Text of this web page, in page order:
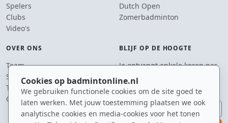
Cookies op badmintonline.nl
We gebruiken functionele cookies om de site goed te
laten werken. Met jouw toestemming plaatsen we ook
analytische cookies en media-cookies voor het tonen
Spelers
Clubs
Video's
Dutch Open
Zomerbadminton
OVER ONS
Team
Supporters
Tip de redactie
Contact
BLIJF OP DE HOOGTE
Je ontvangt enkele keren per
jaar een e-mail met het
laatste badmintonnieuws.
E-mailadres